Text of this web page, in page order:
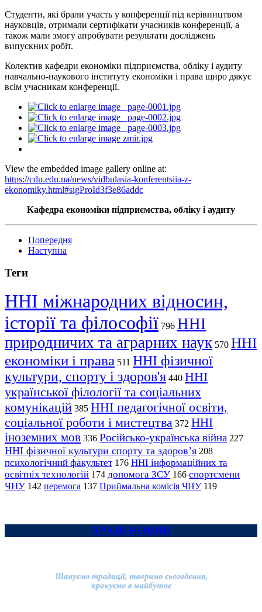
Студенти, які брали участь у конференції під керівництвом
науковців, отримали сертифікати учасників конференції, а
також мали змогу апробувати результати досліджень
випускних робіт.
Колектив кафедри економіки підприємства, обліку і аудиту
навчально-наукового інституту економіки і права щиро дякує
всім учасникам конференції.
View the embedded image gallery online at:
https://cdu.edu.ua/news/vidbulasia-konferentsiia-z-
ekonomiky.html#sigProId3f3e86addc
Кафедра економіки підприємства, обліку і аудиту
Попередня
Наступна
Теги
ННІ міжнародних відносин,
історії та філософії 796 ННІ
природничих та аграрних наук 570 ННІ
економіки і права 511 ННІ фізичної
культури, спорту і здоров'я 440 ННІ
української філології та соціальних
комунікацій 385 ННІ педагогічної освіти,
соціальної роботи і мистецтва 372 ННІ
іноземних мов 336 Російсько-українська війна 227
ННІ фізичної культури спорту та здоров’я 208
психологічний факультет 176 ННІ інформаційних та
освітніх технологій 174 допомога ЗСУ 166 спортсмени
ЧНУ 142 перемога 137 Приймальна комісія ЧНУ 119
АРХІВ НОВИН